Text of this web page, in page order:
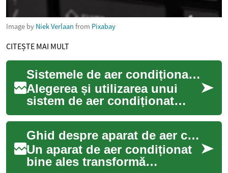
Image by Niek Verlaan from Pixabay
CITEȘTE MAI MULT
Sistemele de aer condiționat: funcționare și alegere pentru locuință
Alegerea și utilizarea unui
sistem de aer condiționat
implică mai mult decât doar
setarea temperaturii. Un
aparat bin...
Ghid despre aparat de aer condiționat pentru locuințe
Un aparat de aer condiționat
bine ales transformă